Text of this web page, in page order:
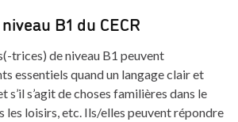
B1 du CECR
trices) de niveau B1 peuvent
essentiels quand un langage clair et
s’il s’agit de choses familières dans le
les loisirs, etc. Ils/elles peuvent répondre